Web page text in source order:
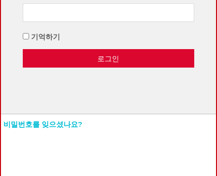
기억하기
로그인
비밀번호를 잊으셨나요?